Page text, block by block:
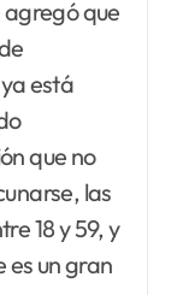
que
está
que no
las
18 y 59, y
es un gran